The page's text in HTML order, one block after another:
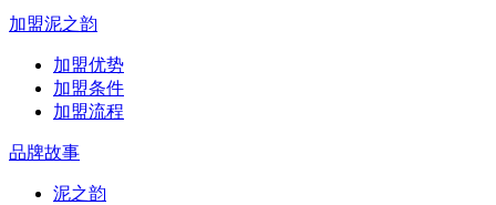
加盟泥之韵
加盟优势
加盟条件
加盟流程
品牌故事
泥之韵